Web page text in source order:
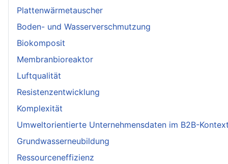
Plattenwärmetauscher
Boden- und Wasserverschmutzung
Biokomposit
Membranbioreaktor
Luftqualität
Resistenzentwicklung
Komplexität
Umweltorientierte Unternehmensdaten im B2B-
Grundwasserneubildung
Ressourceneffizienz